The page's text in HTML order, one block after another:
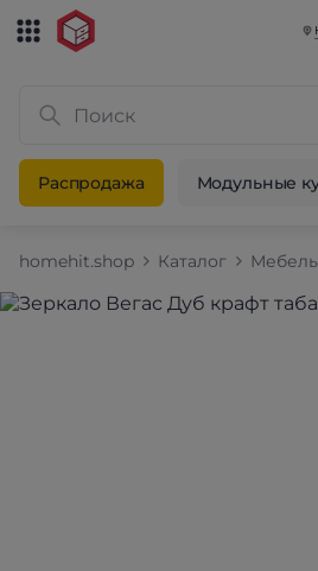
Распродажа Модульные
homehit.shop Каталог